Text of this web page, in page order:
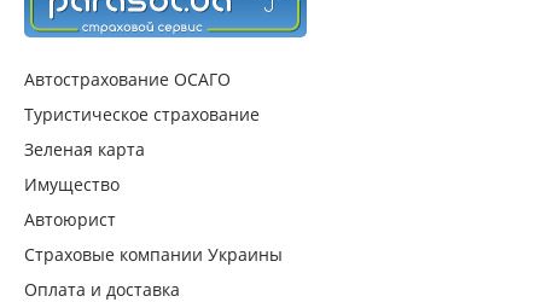
Автострахование ОСАГО
Туристическое страхование
Зеленая карта
Имущество
Автоюрист
Страховые компании Украины
Оплата и доставка